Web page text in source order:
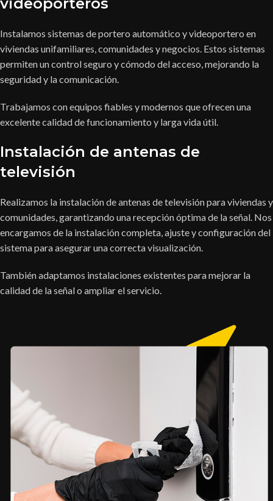
Instalamos sistemas de portero automático y videoportero en
viviendas unifamiliares, comunidades y negocios. Estos sistemas
permiten un control seguro y cómodo del acceso, mejorando la
seguridad y la comunicación.
Trabajamos con equipos fiables y modernos que ofrecen una
excelente calidad de funcionamiento y larga vida útil.
Instalación de antenas de
televisión
Realizamos la instalación de antenas de televisión para viviendas y
comunidades, garantizando una recepción óptima de la señal. Nos
encargamos de la instalación completa, ajuste y configuración del
sistema para asegurar una correcta visualización.
También adaptamos instalaciones existentes para mejorar la
calidad de la señal o ampliar el servicio.